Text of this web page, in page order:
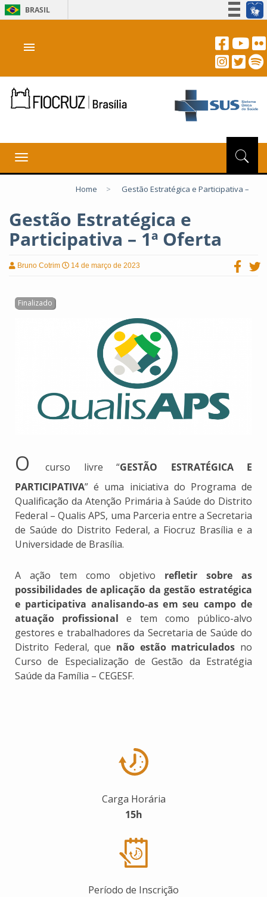
BRASIL
Acesso à informação
Canais
menu
Toggle
navigation
Home > Gestão Estratégica e Participativa –
Gestão Estratégica e
Participativa – 1ª Oferta
Bruno Cotrim 14 de março de 2023
Ocurso livre “GESTÃO ESTRATÉGICA E
PARTICIPATIVA” é uma iniciativa do Programa de
Qualificação da Atenção Primária à Saúde do Distrito
Federal – Qualis APS, uma Parceria entre a Secretaria
de Saúde do Distrito Federal, a Fiocruz Brasília e a
Universidade de Brasília.
A ação tem como objetivo refletir sobre as
possibilidades de aplicação da gestão estratégica
e participativa analisando-as em seu campo de
atuação profissional e tem como público-alvo
gestores e trabalhadores da Secretaria de Saúde do
Distrito Federal, que não estão matriculados no
Curso de Especialização de Gestão da Estratégia
Saúde da Família – CEGESF.
Carga Horária
15h
Período de Inscrição